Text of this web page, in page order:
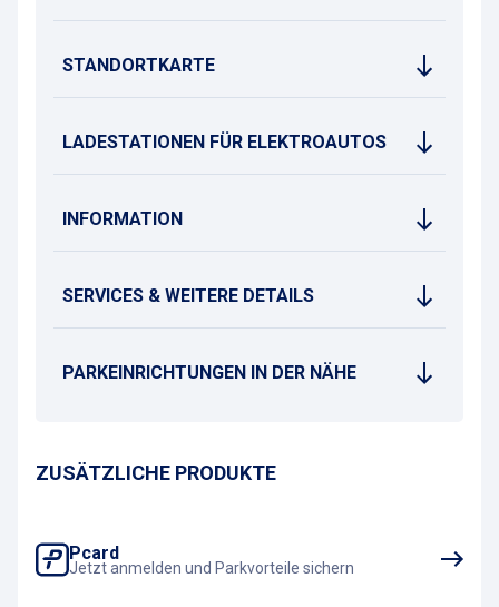
STANDORTKARTE
LADESTATIONEN FÜR ELEKTROAUTOS
INFORMATION
SERVICES & WEITERE DETAILS
PARKEINRICHTUNGEN IN DER NÄHE
ZUSÄTZLICHE PRODUKTE
Pcard
Jetzt anmelden und Parkvorteile sichern